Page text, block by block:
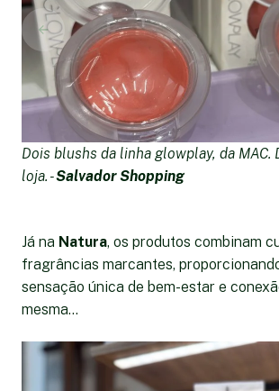
Dois blushs da linha glowplay, da MAC.
loja. -Salvador Shopping
Já na Natura, os produtos combinam
fragrâncias marcantes,
sensação única de bem-estar e
mesma...